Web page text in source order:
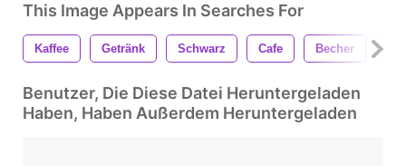
This Image Appears In Searches For
Kaffee Getränk Schwarz Cafe Becher
Benutzer, Die Diese Datei Heruntergeladen
Haben, Haben Außerdem Heruntergeladen